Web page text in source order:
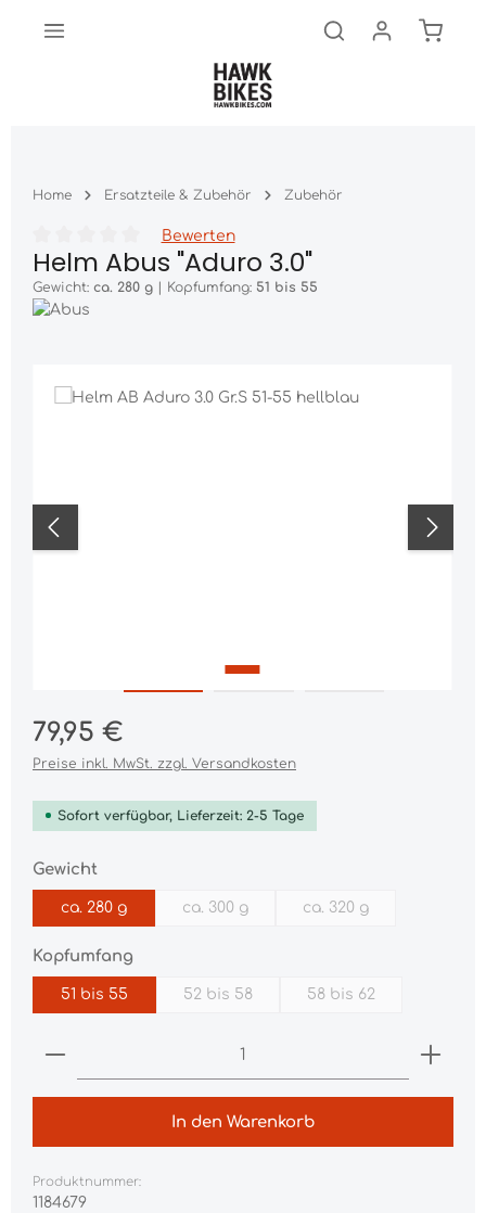
Zum Hauptinhalt springen
Home Ersatzteile & Zubehör Zubehör
Durchschnittliche Bewertung von 0 von 5 Sternen
Bewerten
Helm Abus "Aduro 3.0"
Gewicht: ca. 280 g | Kopfumfang: 51 bis 55
Regulärer Preis:
79,95 €
Preise inkl. MwSt. zzgl. Versandkosten
Sofort verfügbar, Lieferzeit: 2-5 Tage
Gewicht
ca. 280 g ca. 300 g
(Diese Option ist zurzeit nicht
ca. 320 g
(Diese Option ist
Kopfumfang
51 bis 55 52 bis 58 58 bis 62
Produkt Anzahl: Gib den gewünschten
In den Warenkorb
Produktnummer:
1184679